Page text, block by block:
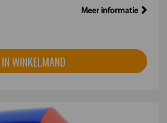
Meer informatie
IN WINKELMAND